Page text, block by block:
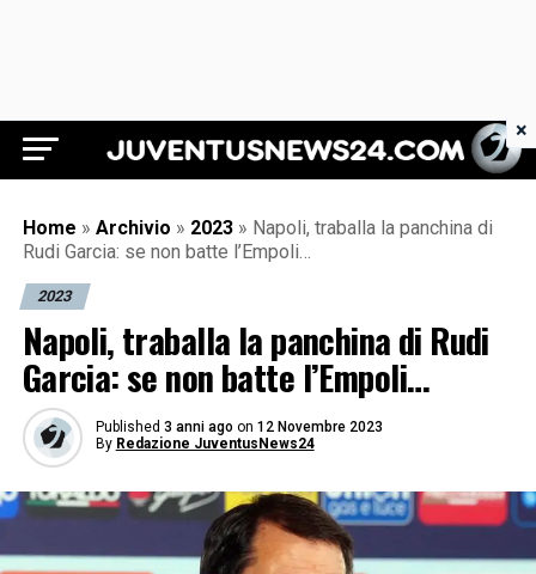
Juventus News 24
Home » Archivio » 2023 » Napoli, traballa la panchina di
Rudi Garcia: se non batte l’Empoli…
2023
Napoli, traballa la panchina di Rudi
Garcia: se non batte l’Empoli…
Published 3 anni ago on 12 Novembre 2023
By Redazione JuventusNews24
×